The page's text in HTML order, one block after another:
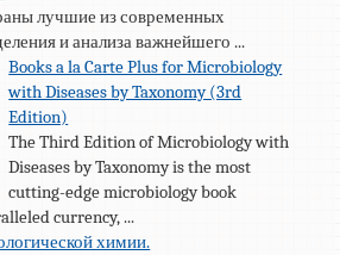
лучшие из современных
и анализа важнейшего ...
Books a la Carte Plus for Microbiology
with Diseases by Taxonomy (3rd
Edition)
The Third Edition of Microbiology with
Diseases by Taxonomy is the most
cutting-edge microbiology book
currency, ...
химии.